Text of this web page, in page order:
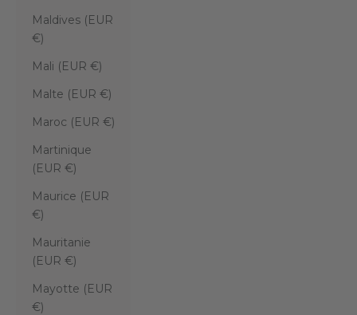
Maldives (EUR
€)
Mali (EUR €)
Malte (EUR €)
Maroc (EUR €)
Martinique
(EUR €)
Maurice (EUR
€)
Mauritanie
(EUR €)
Mayotte (EUR
€)